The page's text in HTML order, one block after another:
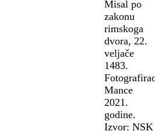
Misal po
zakonu
rimskoga
dvora, 22.
veljače
1483.
Mance
2021.
godine.
Izvor: NSK